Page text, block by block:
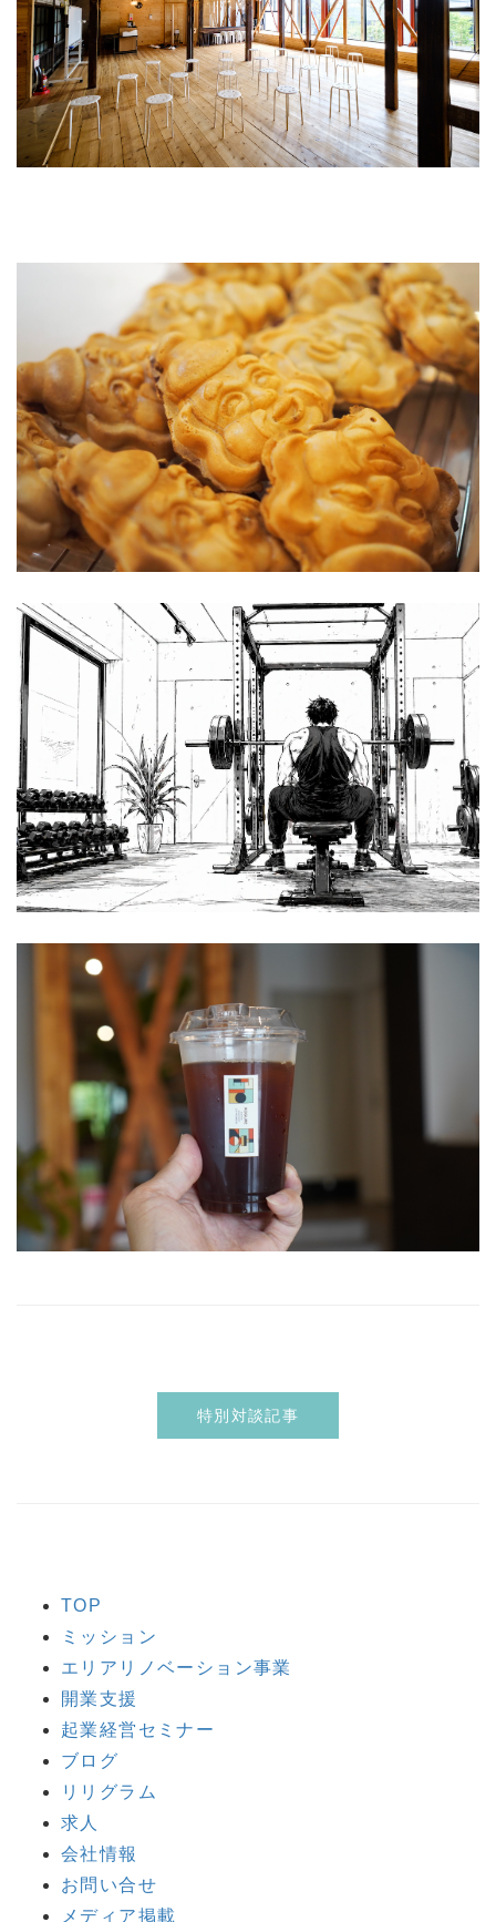
特別対談記事
TOP
ミッション
エリアリノベーション事業
開業支援
起業経営セミナー
ブログ
リリグラム
求人
会社情報
お問い合せ
メディア掲載